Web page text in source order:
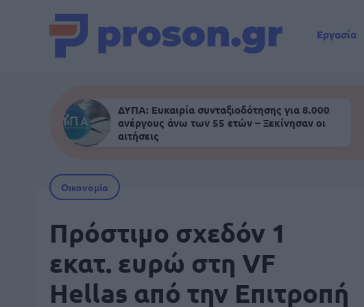
Εργασία
ΔΥΠΑ: Ευκαιρία συνταξιοδότησης για 8.000
ανέργους άνω των 55 ετών – Ξεκίνησαν οι
αιτήσεις
Οικονομία
Πρόστιμο σχεδόν 1
εκατ. ευρώ στη VF
Hellas από την Επιτροπή